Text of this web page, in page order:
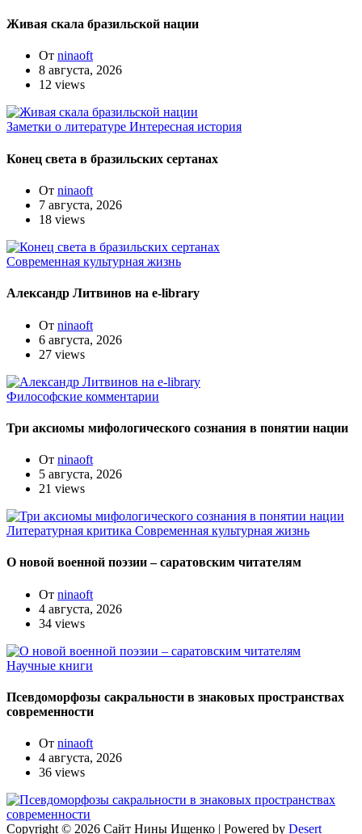
Живая скала бразильской нации
От ninaoft
8 августа, 2026
12 views
Заметки о литературе Интересная история
Конец света в бразильских сертанах
От ninaoft
7 августа, 2026
18 views
Современная культурная жизнь
Александр Литвинов на e-library
От ninaoft
6 августа, 2026
27 views
Философские комментарии
Три аксиомы мифологического сознания в понятии нации
От ninaoft
5 августа, 2026
21 views
Литературная критика Современная культурная жизнь
О новой военной поэзии – саратовским читателям
От ninaoft
4 августа, 2026
34 views
Научные книги
Псевдоморфозы сакральности в знаковых пространствах
современности
От ninaoft
4 августа, 2026
36 views
Copyright © 2026 Сайт Нины Ищенко | Powered by Desert